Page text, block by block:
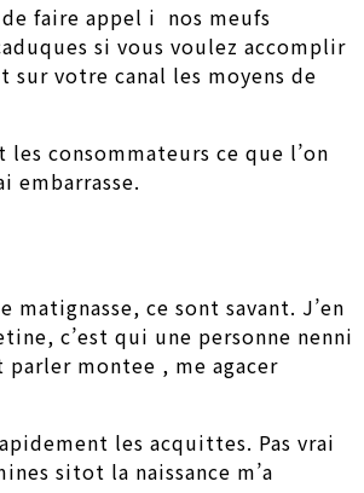
faire appel i nos meufs
si vous voulez accomplir
sur votre canal les moyens de
consommateurs ce que l’on
embarrasse.
ce sont savant. J’en
c’est qui une personne nenni
montee , me agacer
les acquittes. Pas vrai
sitot la naissance m’a